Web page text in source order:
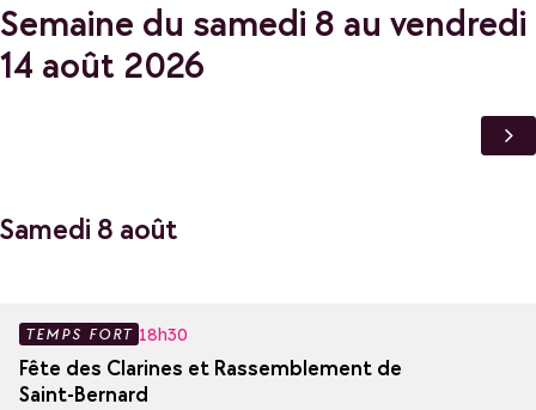
Semaine du samedi 8 au vendredi
14 août 2026
Samedi 8 août
TEMPS FORT 18h30
Fête des Clarines et Rassemblement de
Saint-Bernard